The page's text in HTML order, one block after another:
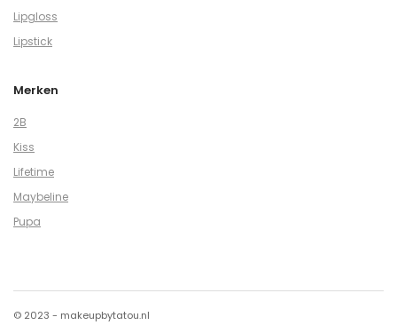
Lipgloss
Lipstick
Merken
2B
Kiss
Lifetime
Maybeline
Pupa
© 2023 - makeupbytatou.nl